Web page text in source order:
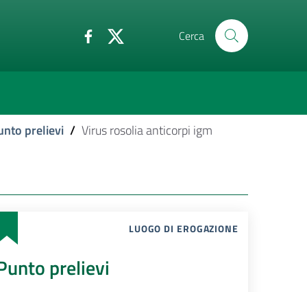
Cerca
prelievi / Virus rosolia anticorpi igm
LUOGO DI EROGAZIONE
prelievi